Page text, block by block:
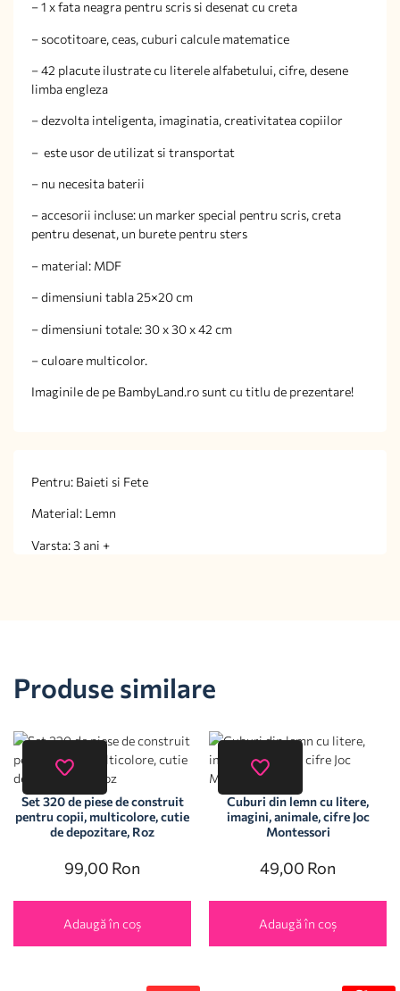
– 1 x fata neagra pentru scris si desenat cu creta
– socotitoare, ceas, cuburi calcule matematice
– 42 placute ilustrate cu literele alfabetului, cifre, desene
limba engleza
– dezvolta inteligenta, imaginatia, creativitatea copiilor
– este usor de utilizat si transportat
– nu necesita baterii
– accesorii incluse: un marker special pentru scris, creta
pentru desenat, un burete pentru sters
– material: MDF
– dimensiuni tabla 25×20 cm
– dimensiuni totale: 30 x 30 x 42 cm
– culoare multicolor.
Imaginile de pe BambyLand.ro sunt cu titlu de prezentare!
Pentru: Baieti si Fete
Material: Lemn
Varsta: 3 ani +
Produse similare
Set 320 de piese de construit
pentru copii, multicolore, cutie
de depozitare, Roz
99,00 Ron
Adaugă în coș
Cuburi din lemn cu litere,
imagini, animale, cifre Joc
Montessori
49,00 Ron
Adaugă în coș